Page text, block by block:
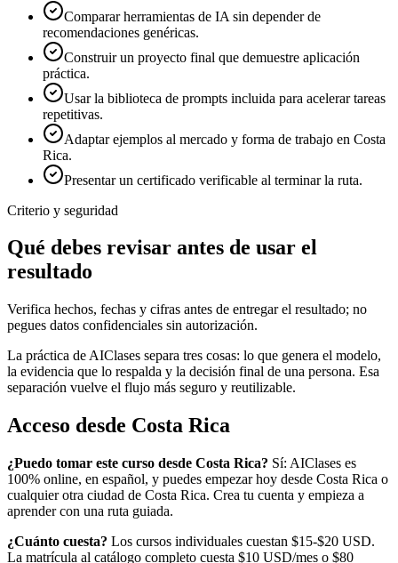
Comparar herramientas de IA sin depender de
recomendaciones genéricas.
Construir un proyecto final que demuestre aplicación
práctica.
Usar la biblioteca de prompts incluida para acelerar tareas
repetitivas.
Adaptar ejemplos al mercado y forma de trabajo en Costa
Rica.
Presentar un certificado verificable al terminar la ruta.
Criterio y seguridad
Qué debes revisar antes de usar el
resultado
Verifica hechos, fechas y cifras antes de entregar el resultado; no
pegues datos confidenciales sin autorización.
La práctica de AIClases separa tres cosas: lo que genera el modelo,
la evidencia que lo respalda y la decisión final de una persona. Esa
separación vuelve el flujo más seguro y reutilizable.
Acceso desde Costa Rica
¿Puedo tomar este curso desde Costa Rica? Sí: AIClases es
100% online, en español, y puedes empezar hoy desde Costa Rica o
cualquier otra ciudad de Costa Rica. Crea tu cuenta y empieza a
aprender con una ruta guiada.
¿Cuánto cuesta? Los cursos individuales cuestan $15-$20 USD.
La matrícula al catálogo completo cuesta $10 USD/mes o $80